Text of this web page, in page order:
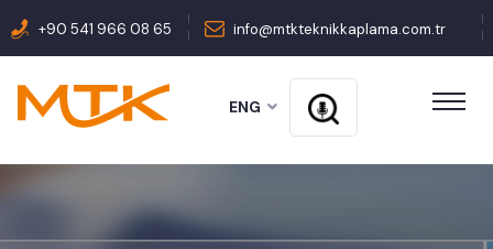
+90 541 966 08 65 info@mtkteknikkaplama.com.tr
ENG